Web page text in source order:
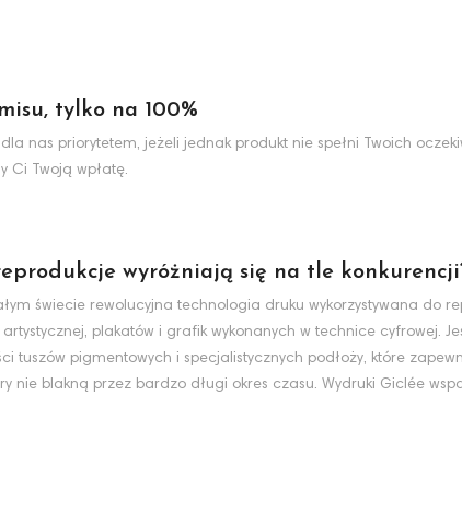
tylko na 100%
dla nas priorytetem, jeżeli jednak produkt nie spełni Twoich
Ci Twoją wpłatę.
wyróżniają się na tle
świecie rewolucyjna technologia druku wykorzystywana do
plakatów i grafik wykonanych w technice cyfrowej.
tuszów pigmentowych i specjalistycznych podłoży, które
nie blakną przez bardzo długi okres czasu. Wydruki Giclée